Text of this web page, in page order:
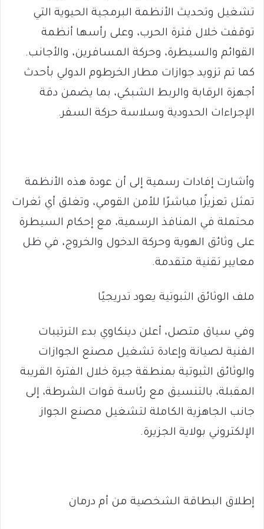
تشغيل وتحديث الأنظمة البرمجية الحيوية التي
توقفت خلال فترة الحرب، وعلى رأسها أنظمة
القوائم والسيطرة، وحركة المسافرين، والأجانب.
كما تم تزويد جوازات مطار الخرطوم الدولي بأحدث
أجهزة الرقابة والربط الشبكي، بما يضمن دقة
الإجراءات الحدودية وسلاسة حركة السفر.
وأشارت إفادات رسمية إلى أن عودة هذه الأنظمة
تمثل تعزيزًا مباشرًا للأمن القومي، وتغلق أي ثغرات
محتملة في المنافذ الرسمية، مع إحكام السيطرة
على وثائق الهوية وحركة الدخول والخروج، في ظل
معايير تقنية متقدمة.
ملف الوثائق الثبوتية يعود تدريجيًا
وفي سياق متصل، أعلن دينكاوي بدء الترتيبات
الفنية لصيانة وإعادة تشغيل مصنع الجوازات
والوثائق الثبوتية بمنطقة جبرة خلال الفترة القريبة
المقبلة، بالتنسيق مع رئاسة قوات الشرطة، إلى
جانب الجاهزية الكاملة لتشغيل مصنع الجواز
الإلكتروني بولاية الجزيرة.
إطلاق البطاقة الشخصية من أم درمان